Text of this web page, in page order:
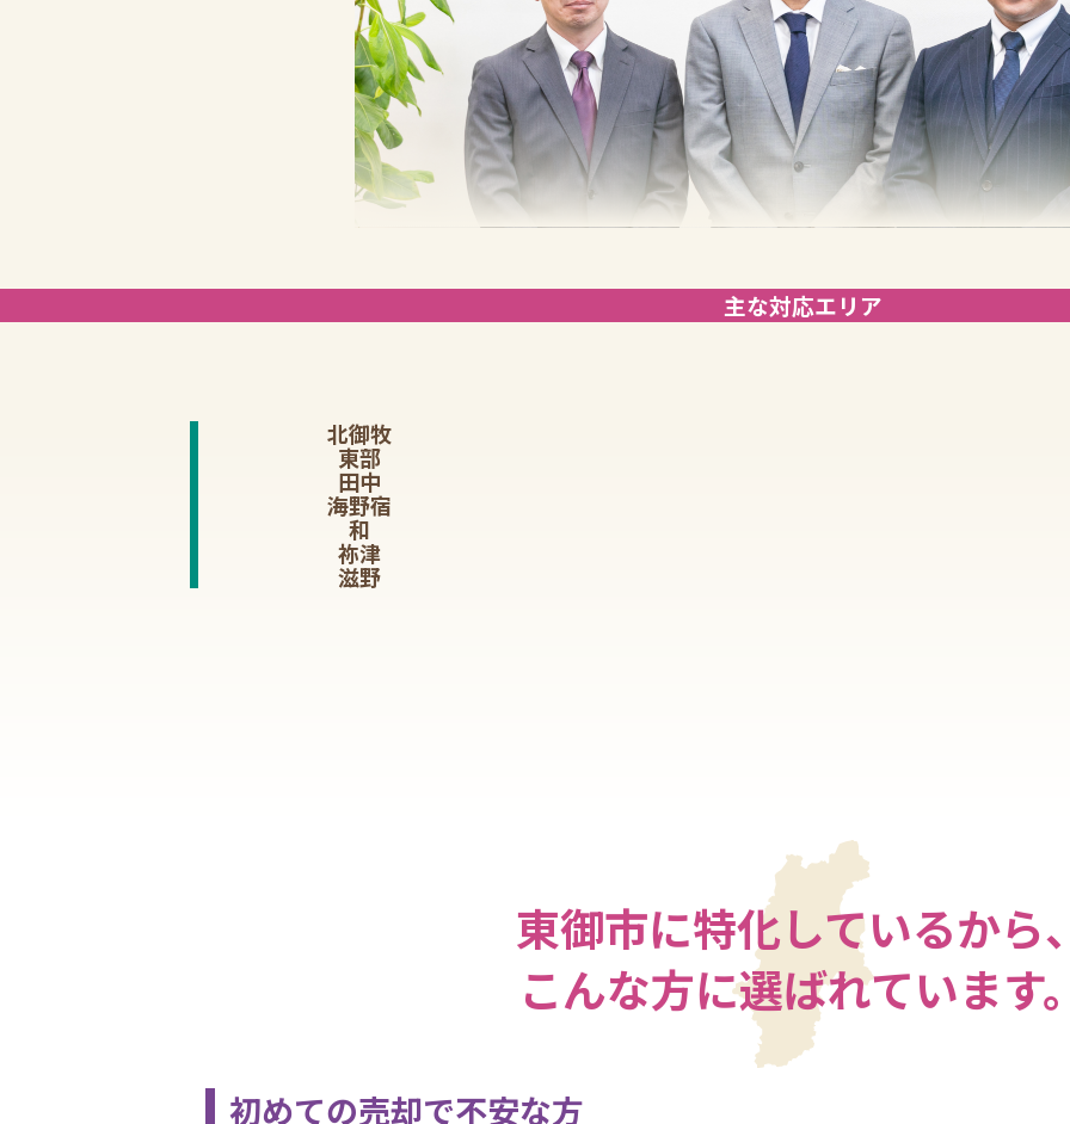
主な対応エリア
北御牧
東部
田中
海野宿
和
祢津
滋野
東御市に特化しているから
こんな方に選ばれています
初めての売却で不安な方